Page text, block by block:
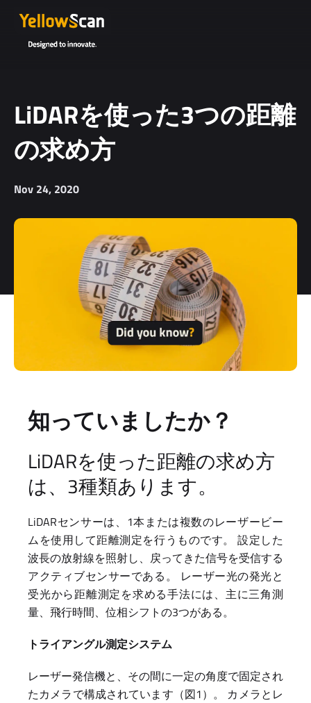
LiDARを使った3つの距離
の求め方
Nov 24, 2020
知っていましたか？
LiDARを使った距離の求め方
は、3種類あります。
LiDARセンサーは、1本または複数のレーザービー
ムを使用して距離測定を行うものです。 設定した
波長の放射線を照射し、戻ってきた信号を受信する
アクティブセンサーである。 レーザー光の発光と
受光から距離測定を求める手法には、主に三角測
量、飛行時間、位相シフトの3つがある。
トライアングル測定システム
レーザー発信機と、その間に一定の角度で固定され
たカメラで構成されています（図1）。 カメラとレ